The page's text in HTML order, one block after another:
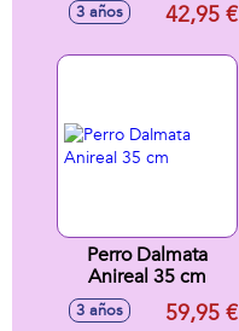
3 años 42,95 €
Perro Dalmata
Anireal 35 cm
3 años 59,95 €